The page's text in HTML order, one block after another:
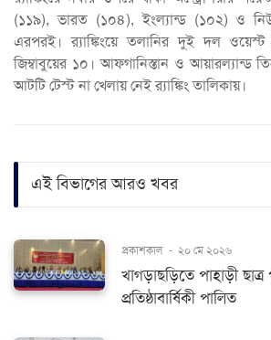
(১১৯), ভারত (১০৪), ইংল্যান্ড (১০২) ও
এরপরই। র‍্যাঙ্কিংয়ে তলানির দুই দল
জিম্বাবুয়ের ১০। আফগানিস্তান ও আয়ারল্যান্ড
আটটি টেস্ট না খেলায় নেই র‍্যাঙ্কিং তালিকায়।
এই বিভাগের আরও খবর
প্রকাশকাল - ২০ মে ২০২৬
খাগড়াছড়িতে পাহাড়ী
প্রতিষ্ঠাবার্ষিকী পালিত